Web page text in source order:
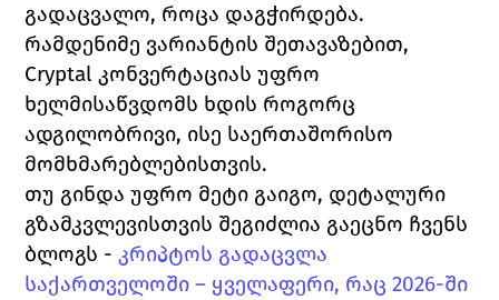
გადაცვალო, როცა დაგჭირდება.
რამდენიმე ვარიანტის შეთავაზებით,
Cryptal კონვერტაციას უფრო
ხელმისაწვდომს ხდის როგორც
ადგილობრივი, ისე საერთაშორისო
მომხმარებლებისთვის.
თუ გინდა უფრო მეტი გაიგო, დეტალური
გზამკვლევისთვის შეგიძლია გაეცნო ჩვენს
ბლოგს - კრიპტოს გადაცვლა
საქართველოში – ყველაფერი, რაც 2026-ში